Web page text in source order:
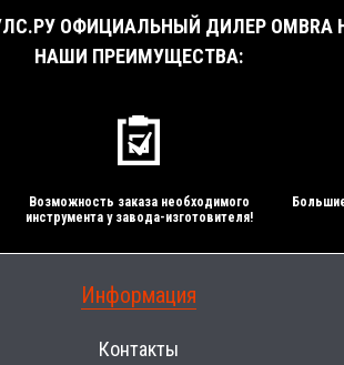
ОФИЦИАЛЬНЫЙ ДИЛЕР OMBRA
НАШИ ПРЕИМУЩЕСТВА:
Возможность заказа необходимого
инструмента у завода-изготовителя!
Информация
Контакты